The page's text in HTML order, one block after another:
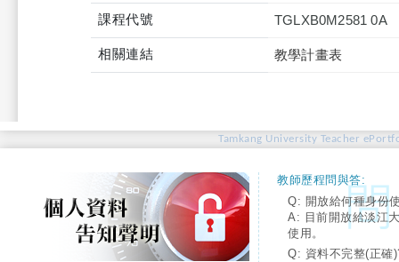
課程代號 TGLXB0M2581 0A
相關連結 教學計畫表
Tamkang University Teacher
教師歷程問與答:
Q: 開放給何種身份
A: 目前開放給淡江
使用。
Q: 資料不完整(正確